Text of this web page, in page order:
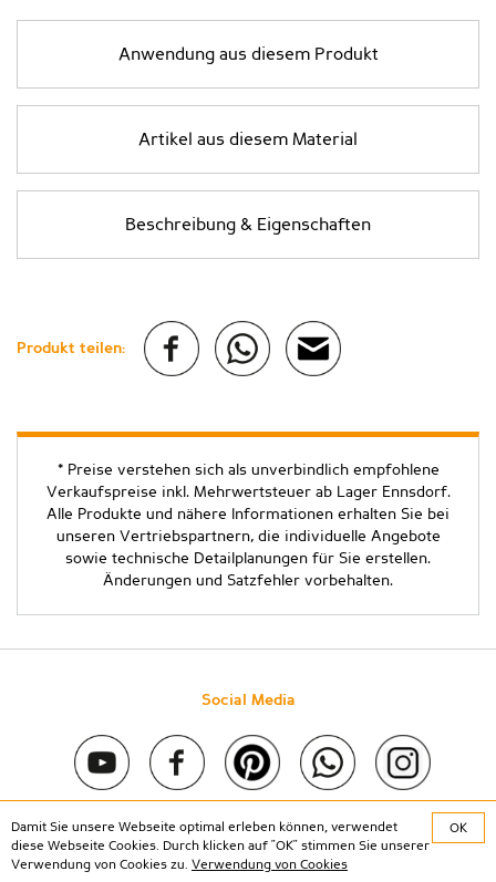
Anwendung aus diesem Produkt
Artikel aus diesem Material
Beschreibung & Eigenschaften
Produkt teilen:
* Preise verstehen sich als unverbindlich empfohlene
Verkaufspreise inkl. Mehrwertsteuer ab Lager Ennsdorf.
Alle Produkte und nähere Informationen erhalten Sie bei
unseren Vertriebspartnern, die individuelle Angebote
sowie technische Detailplanungen für Sie erstellen.
Änderungen und Satzfehler vorbehalten.
Social Media
Copyright © 2020 Stein & Co gmbh. All rights reserved. |
Kontakt|Impressum |Datenschutz
Damit Sie unsere Webseite optimal erleben können, verwendet
diese Webseite Cookies. Durch klicken auf "OK" stimmen Sie unserer
Verwendung von Cookies zu. Verwendung von Cookies
OK